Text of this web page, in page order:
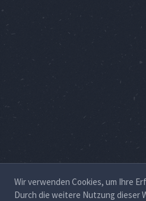
Wir verwenden Cookies, um Ihre
Durch die weitere Nutzung dieser